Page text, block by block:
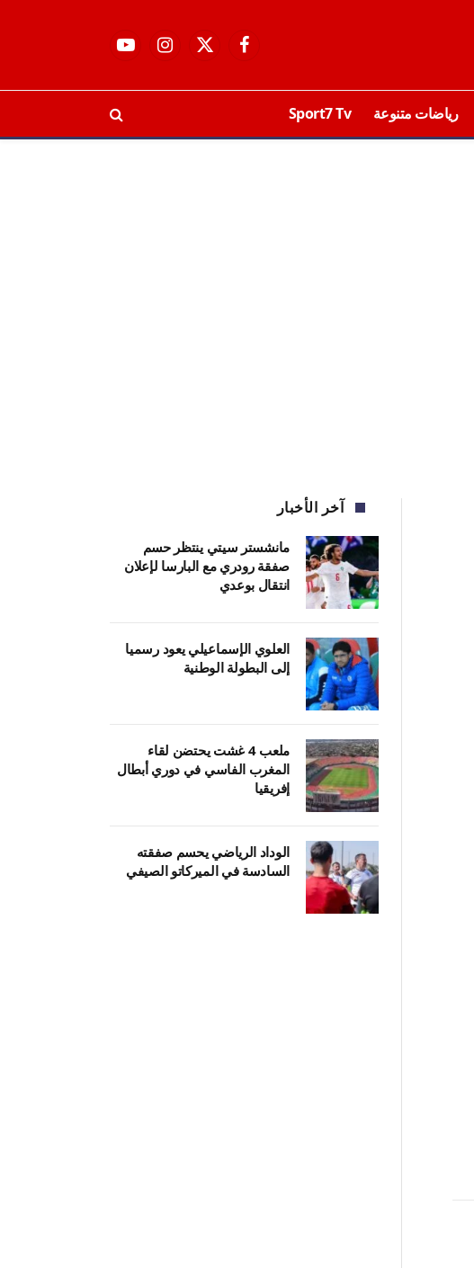
فيسبوكX
الانستغراميوتيوب
رياضات متنوعة Sport7 Tv
آخر الأخبار
مانشستر سيتي ينتظر حسم
صفقة رودري مع البارسا لإعلان
انتقال بوعدي
العلوي الإسماعيلي يعود رسميا
إلى البطولة الوطنية
ملعب 4 غشت يحتضن لقاء
المغرب الفاسي في دوري أبطال
إفريقيا
الوداد الرياضي يحسم صفقته
السادسة في الميركاتو الصيفي